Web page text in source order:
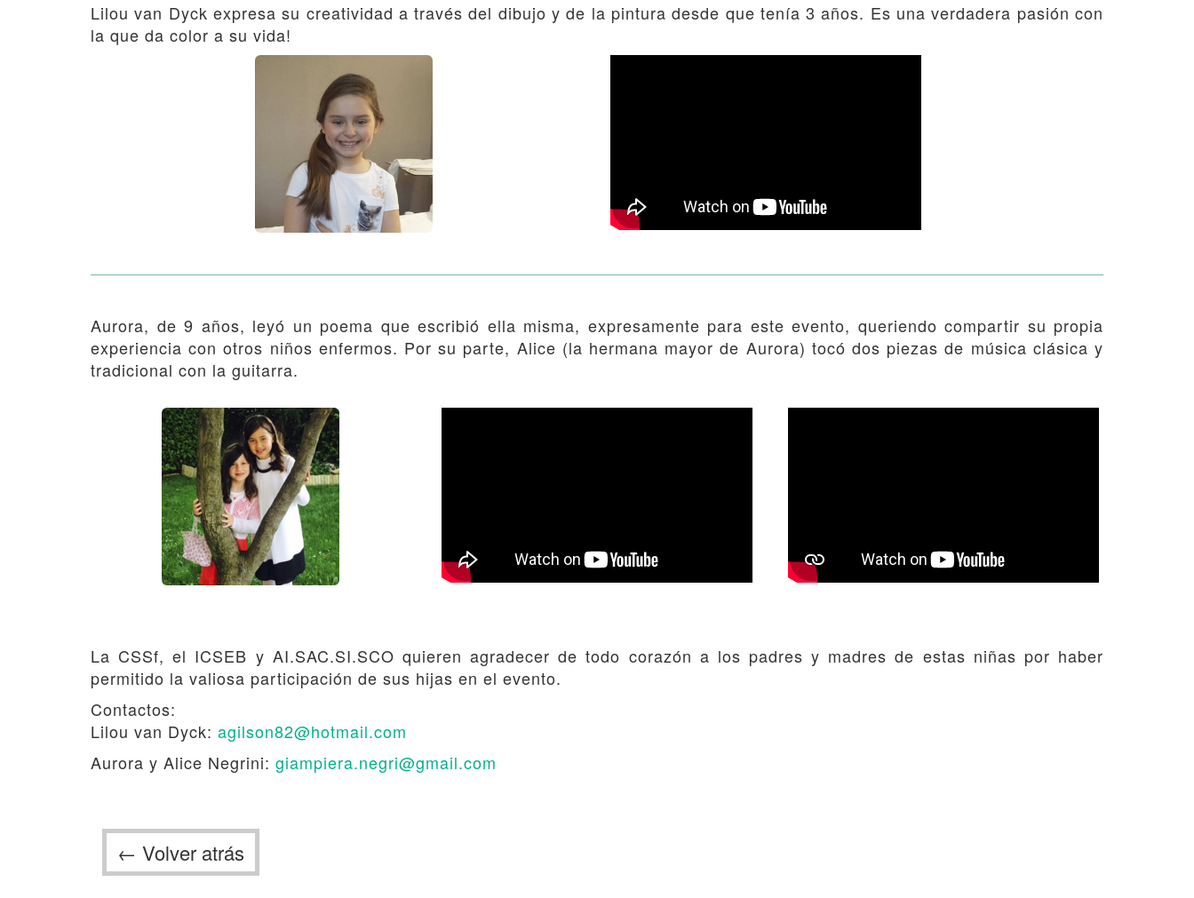
Lilou van Dyck expresa su creatividad a través del dibujo y de la pintura desde que tenía 3 años. Es una verdadera pasión con
la que da color a su vida!
Aurora, de 9 años, leyó un poema que escribió ella misma, expresamente para este evento, queriendo compartir su propia
experiencia con otros niños enfermos. Por su parte, Alice (la hermana mayor de Aurora) tocó dos piezas de música clásica y
tradicional con la guitarra.
La CSSf, el ICSEB y AI.SAC.SI.SCO quieren agradecer de todo corazón a los padres y madres de estas niñas por haber
permitido la valiosa participación de sus hijas en el evento.
Contactos:
Lilou van Dyck: agilson82@hotmail.com
Aurora y Alice Negrini: giampiera.negri@gmail.com
← Volver atrás